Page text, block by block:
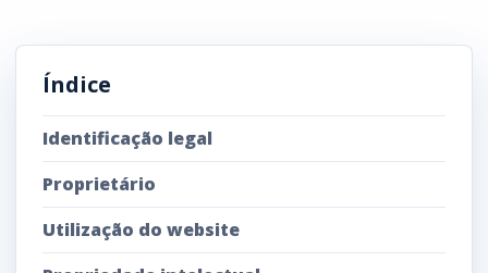
Índice
Identificação legal
Proprietário
Utilização do website